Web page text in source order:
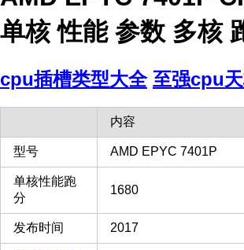
单核 性能 参数 多核
cpu插槽类型大全 至强cpu
内容
型号 AMD EPYC 7401P
单核性能跑
分
1680
发布时间 2017